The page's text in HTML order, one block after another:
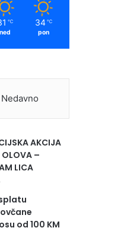
℃
ned
34 ℃
pon
Nedavno
AKCIJA
OLOVA –
LICA
od 100 KM